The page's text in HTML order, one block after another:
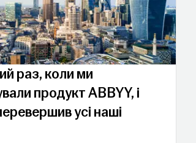
раз, коли ми
продукт ABBYY, і
усі наші